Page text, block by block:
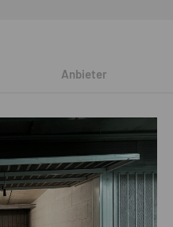
Anbieter